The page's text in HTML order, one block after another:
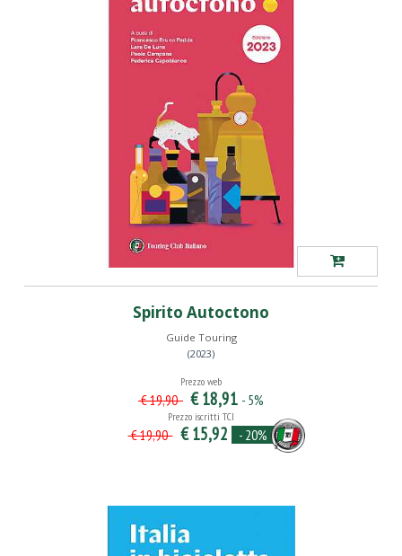
Spirito Autoctono
Guide Touring
(2023)
Prezzo web
€ 19,90 € 18,91 - 5%
Prezzo iscritti TCI
€ 19,90 € 15,92 - 20%